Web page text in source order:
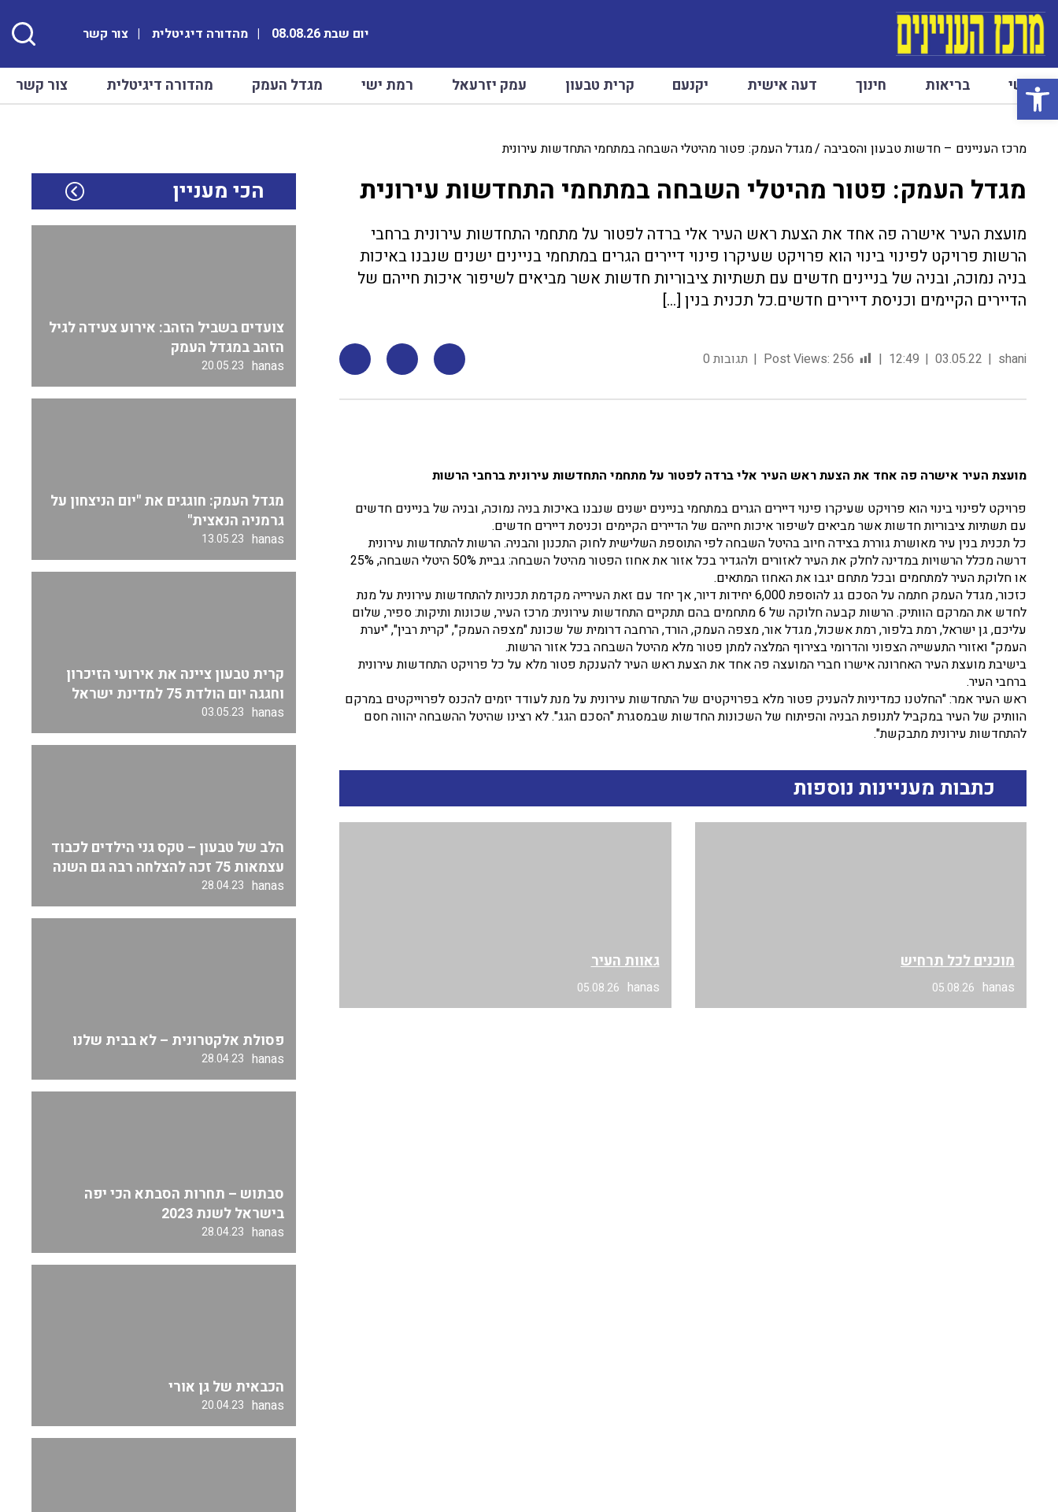
פתח סרגל נגישות
יום שבת 08.08.26 מהדורה דיגיטלית צור קשר
ראשי בריאות חינוך דעה אישית יקנעם קרית טבעון עמק יזרעאל רמת ישי מגדל העמק מהדורה דיגיטלית צור קשר
מרכז העניינים – חדשות טבעון והסביבה מגדל העמק: פטור מהיטלי השבחה במתחמי התחדשות עירונית
מגדל העמק: פטור מהיטלי השבחה במתחמי התחדשות עירונית
מועצת העיר אישרה פה אחד את הצעת ראש העיר אלי ברדה לפטור על מתחמי התחדשות עירונית ברחבי
הרשות פרויקט לפינוי בינוי הוא פרויקט שעיקרו פינוי דיירים הגרים במתחמי בניינים ישנים שנבנו באיכות
בניה נמוכה, ובניה של בניינים חדשים עם תשתיות ציבוריות חדשות אשר מביאים לשיפור איכות חייהם של
הדיירים הקיימים וכניסת דיירים חדשים.כל תכנית בנין […]
shani
03.05.22
12:49
Post Views: 256 תגובות 0
מועצת העיר אישרה פה אחד את הצעת ראש העיר אלי ברדה לפטור על מתחמי התחדשות עירונית ברחבי הרשות
פרויקט לפינוי בינוי הוא פרויקט שעיקרו פינוי דיירים הגרים במתחמי בניינים ישנים שנבנו באיכות בניה נמוכה, ובניה של בניינים חדשים
עם תשתיות ציבוריות חדשות אשר מביאים לשיפור איכות חייהם של הדיירים הקיימים וכניסת דיירים חדשים.
כל תכנית בנין עיר מאושרת גוררת בצידה חיוב בהיטל השבחה לפי התוספת השלישית לחוק התכנון והבניה. הרשות להתחדשות עירונית
דרשה מכלל הרשויות במדינה לחלק את העיר לאזורים ולהגדיר בכל אזור את אחוז הפטור מהיטל השבחה: גביית 50% היטלי השבחה, 25%
או חלוקת העיר למתחמים ובכל מתחם יגבו את האחוז המתאים.
כזכור, מגדל העמק חתמה על הסכם גג להוספת 6,000 יחידות דיור, אך יחד עם זאת העירייה מקדמת תכניות להתחדשות עירונית על מנת
לחדש את המרקם הוותיק. הרשות קבעה חלוקה של 6 מתחמים בהם תתקיים התחדשות עירונית: מרכז העיר, שכונות ותיקות: ספיר, שלום
עליכם, גן ישראל, רמת בלפור, רמת אשכול, מגדל אור, מצפה העמק, הורד, הרחבה דרומית של שכונת "מצפה העמק", "קרית רבין", "יערת
העמק" ואזורי התעשייה הצפוני והדרומי בצירוף המלצה למתן פטור מלא מהיטל השבחה בכל אזור הרשות.
בישיבת מועצת העיר האחרונה אישרו חברי המועצה פה אחד את הצעת ראש העיר להענקת פטור מלא על כל פרויקט התחדשות עירונית
ברחבי העיר.
ראש העיר אמר: "החלטנו כמדיניות להעניק פטור מלא בפרויקטים של התחדשות עירונית על מנת לעודד יזמים להכנס לפרוייקטים במרקם
הוותיק של העיר במקביל לתנופת הבניה והפיתוח של השכונות החדשות שבמסגרת "הסכם הגג". לא רצינו שהיטל ההשבחה יהווה חסם
להתחדשות עירונית מתבקשת".
כתבות מעניינות נוספות
מוכנים לכל תרחיש
hanas
05.08.26
גאוות העיר
hanas
05.08.26
הכי מעניין
צועדים בשביל הזהב: אירוע צעידה לגיל
הזהב במגדל העמק
hanas
20.05.23
מגדל העמק: חוגגים את "יום הניצחון על
גרמניה הנאצית"
hanas
13.05.23
קרית טבעון ציינה את אירועי הזיכרון
וחגגה יום הולדת 75 למדינת ישראל
hanas
03.05.23
הלב של טבעון – טקס גני הילדים לכבוד
עצמאות 75 זכה להצלחה רבה גם השנה
hanas
28.04.23
פסולת אלקטרונית – לא בבית שלנו
hanas
28.04.23
סבתוש – תחרות הסבתא הכי יפה
בישראל לשנת 2023
hanas
28.04.23
הכבאית של גן אורי
hanas
20.04.23